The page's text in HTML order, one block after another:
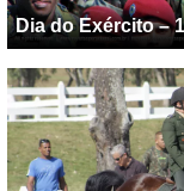
Dia do Exército –